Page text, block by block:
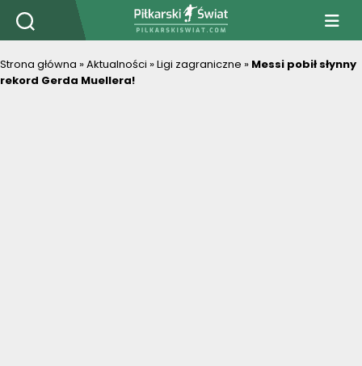
PiłkarskiSwiat.com
Strona główna »Aktualności »Ligi zagraniczne » Messi pobił słynny
rekord Gerda Muellera!